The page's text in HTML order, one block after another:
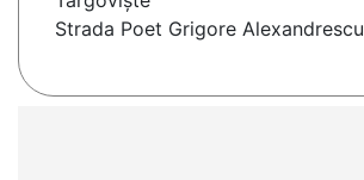
Strada Poet Grigore Alexandrescu